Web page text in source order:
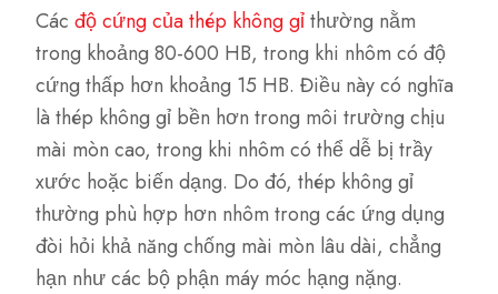
Cácđộ cứng của thép không gỉthường nằm
trong khoảng 80-600 HB, trong khi nhôm có độ
cứng thấp hơn khoảng 15 HB. Điều này có nghĩa
là thép không gỉ bền hơn trong môi trường chịu
mài mòn cao, trong khi nhôm có thể dễ bị trầy
xước hoặc biến dạng. Do đó, thép không gỉ
thường phù hợp hơn nhôm trong các ứng dụng
đòi hỏi khả năng chống mài mòn lâu dài, chẳng
hạn như các bộ phận máy móc hạng nặng.